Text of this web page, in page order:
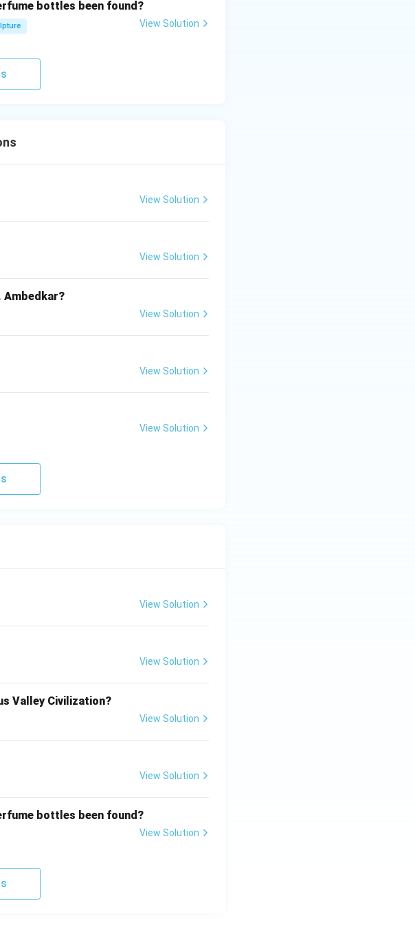
bottles been found?
View Solution
View Solution
View Solution
Ambedkar?
View Solution
View Solution
View Solution
View Solution
View Solution
Valley Civilization?
View Solution
View Solution
bottles been found?
View Solution